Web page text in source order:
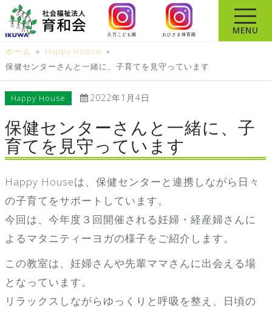
ン
テ
ン
ツ
ス
キ
ッ
久万こども園 おひさま保育園
MENU
ホーム » Happy House »
保健センターさんと一緒に、子育てを見守っています
Happy House 2022年1月4日
保健センターさんと一緒に、子
育てを見守っています
Happy Houseは、保健センターと連携しながら日々
の子育てをサポートしています。
今回は、今年度３回開催される妊婦・経産婦さんに
よるマタニティーヨガの様子をご紹介します。
この教室は、妊婦さんや先輩ママさんに出会える場
となっています。
リラックスしながらゆっくりと呼吸を整え、日頃の